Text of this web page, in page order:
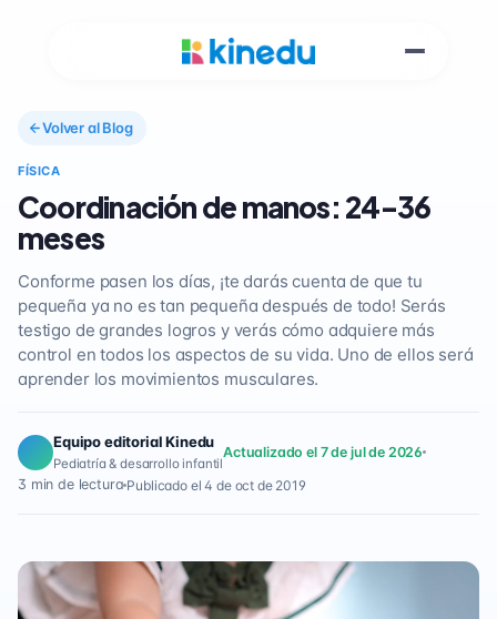
Volver al Blog
FÍSICA
Coordinación de manos: 24-36
meses
Conforme pasen los días, ¡te darás cuenta de que tu
pequeña ya no es tan pequeña después de todo! Serás
testigo de grandes logros y verás cómo adquiere más
control en todos los aspectos de su vida. Uno de ellos será
aprender los movimientos musculares.
Equipo editorial Kinedu
Pediatría & desarrollo infantil
Actualizado el 7 de jul de 2026
3 min de lectura Publicado el 4 de oct de 2019